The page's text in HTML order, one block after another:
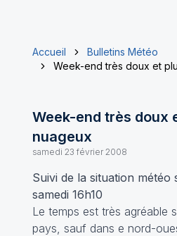
Accueil
Bulletins Météo
Week-end très doux et
Week-end très doux
nuageux
samedi 23 février 2008
Suivi de la situation météo
samedi 16h10
Le temps est très agréable
pays, sauf dans e nord-